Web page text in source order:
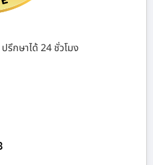
กษาได้ 24 ชั่วโมง